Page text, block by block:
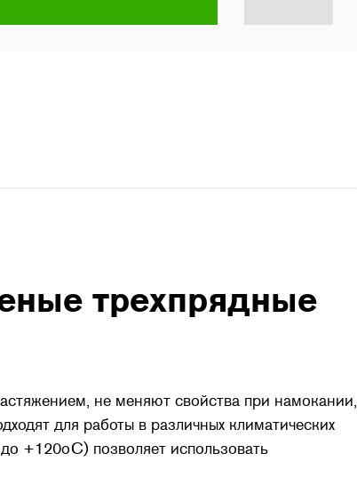
трехпрядные
не меняют свойства при намокании,
для работы в различных климатических
+120оС) позволяет использовать